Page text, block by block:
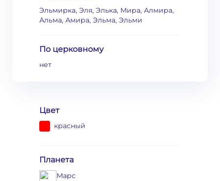
Эльмирка, Эля, Элька, Мира, Алмира,
Альма, Амира, Эльма, Эльми
По церковному
нет
Цвет
красный
Планета
Марс